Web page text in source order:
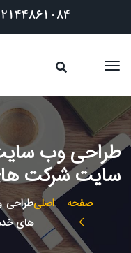
طراحی وب
سایت شرکت
صفحه اصلی
های